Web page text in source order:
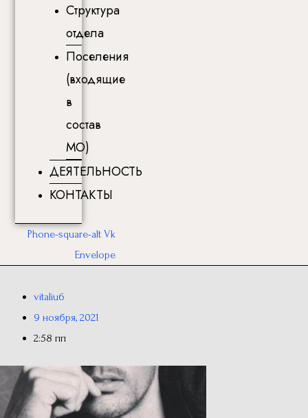
Структура
отдела
Поселения
(входящие
в
состав
МО)
ДЕЯТЕЛЬНОСТЬ
КОНТАКТЫ
Phone-square-alt Vk
Envelope
vitaliu6
9 ноября, 2021
2:58 пп